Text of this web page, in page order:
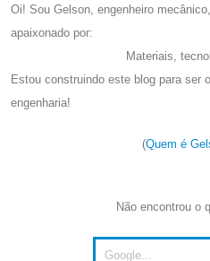
Oi! Sou Gelson, engenheiro
apaixonado por:
Materiais,
Estou construindo este blog para ser
engenharia!
(Quem é
Não encontrou o